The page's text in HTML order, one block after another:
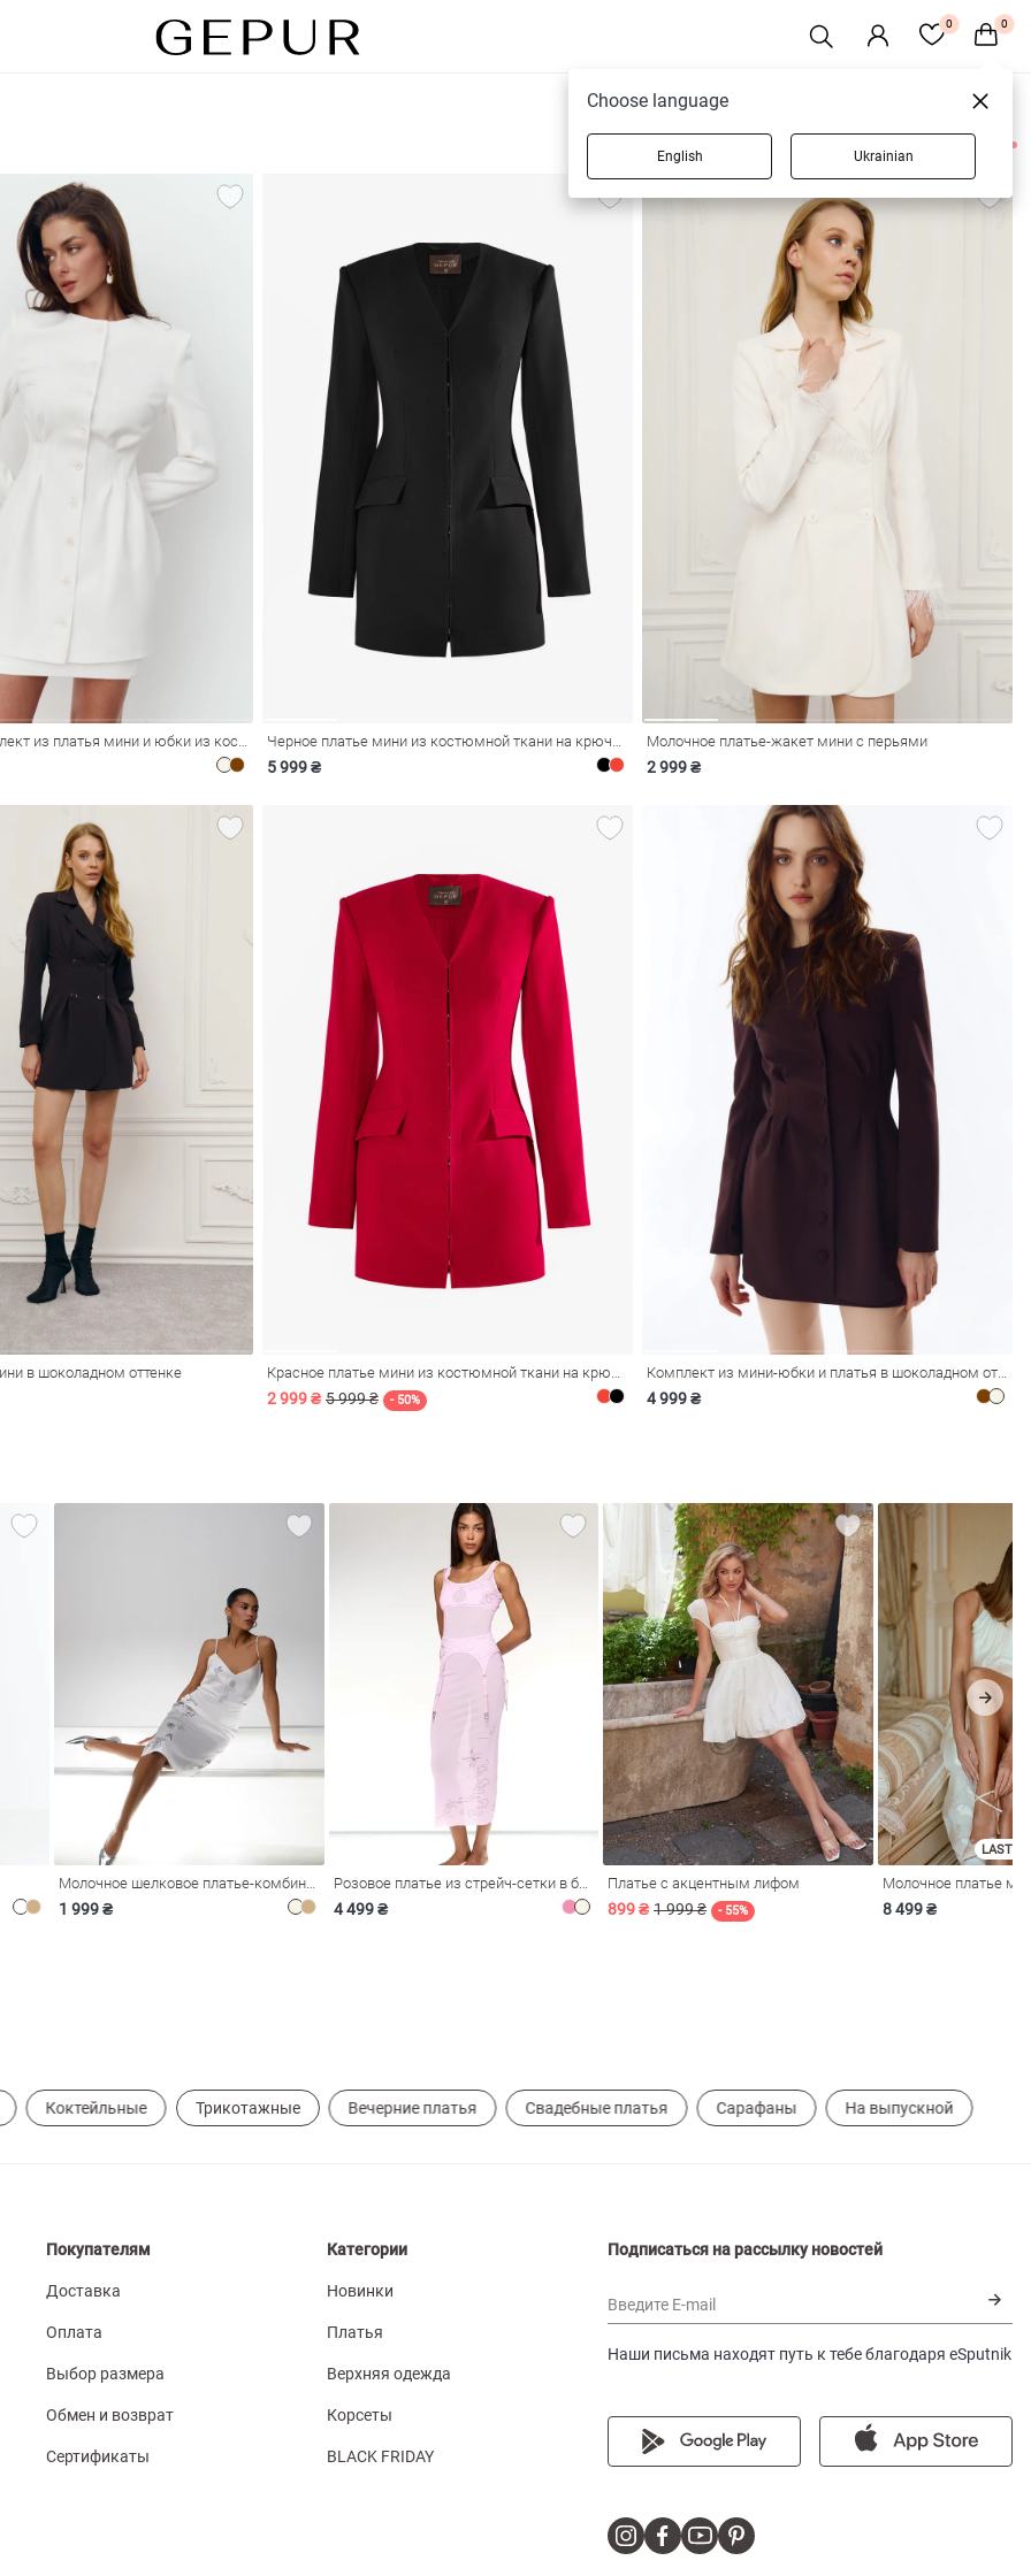
0 0
8 товаров
Молочный комплект из платья мини и юбки из костюмной ткани Черное платье мини из костюмной ткани на крючках
5 999 ₴
Молочное платье-жакет мини с перьями
2 999 ₴
в шоколадном оттенке Красное платье мини из костюмной ткани на крючках
2 999 ₴ 5 999 ₴ - 50%
Комплект из мини-юбки и платья в шоколадном оттенке
4 999 ₴
1 999 ₴
Розовое платье из стрейч-сетки в бельевом стиле
4 499 ₴
Платье с акцентным лифом
899 ₴ 1 999 ₴ - 55%
LAST
8 499 ₴
Коктейльные Трикотажные Вечерние платья Свадебные платья Сарафаны На выпускной
Покупателям
Доставка
Оплата
Выбор размера
Обмен и возврат
Сертификаты
Категории
Новинки
Платья
Верхняя одежда
Корсеты
BLACK FRIDAY
Подписаться на рассылку новостей
Введите E-mail
Наши письма находят путь к тебе благодаря eSputnik
Choose language
English Ukrainian